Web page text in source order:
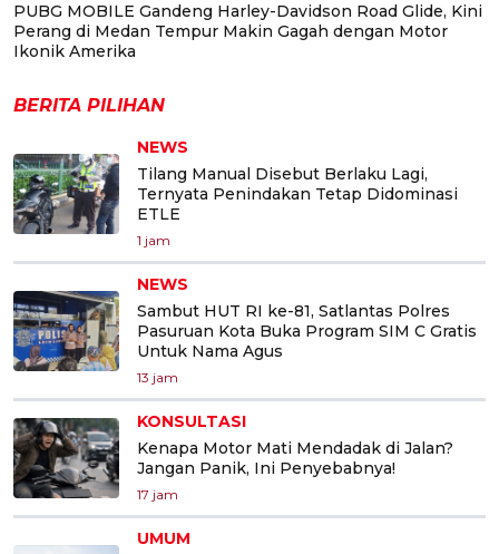
PUBG MOBILE Gandeng Harley-Davidson Road Glide, Kini
Perang di Medan Tempur Makin Gagah dengan Motor
Ikonik Amerika
BERITA PILIHAN
NEWS
Tilang Manual Disebut Berlaku Lagi,
Ternyata Penindakan Tetap Didominasi
ETLE
1 jam
NEWS
Sambut HUT RI ke-81, Satlantas Polres
Pasuruan Kota Buka Program SIM C Gratis
Untuk Nama Agus
13 jam
KONSULTASI
Kenapa Motor Mati Mendadak di Jalan?
Jangan Panik, Ini Penyebabnya!
17 jam
UMUM